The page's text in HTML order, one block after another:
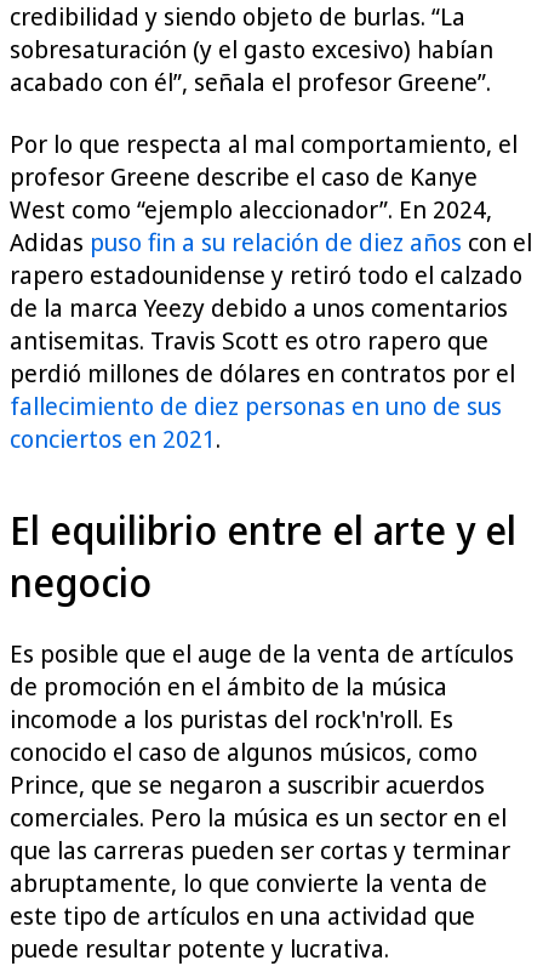
credibilidad y siendo objeto de burlas. “La
sobresaturación (y el gasto excesivo) habían
acabado con él”, señala el profesor Greene”.
Por lo que respecta al mal comportamiento, el
profesor Greene describe el caso de Kanye
West como “ejemplo aleccionador”. En 2024,
Adidas puso fin a su relación de diez años con el
rapero estadounidense y retiró todo el calzado
de la marca Yeezy debido a unos comentarios
antisemitas. Travis Scott es otro rapero que
perdió millones de dólares en contratos por el
fallecimiento de diez personas en uno de sus
conciertos en 2021.
El equilibrio entre el arte y el
negocio
Es posible que el auge de la venta de artículos
de promoción en el ámbito de la música
incomode a los puristas del rock'n'roll. Es
conocido el caso de algunos músicos, como
Prince, que se negaron a suscribir acuerdos
comerciales. Pero la música es un sector en el
que las carreras pueden ser cortas y terminar
abruptamente, lo que convierte la venta de
este tipo de artículos en una actividad que
puede resultar potente y lucrativa.